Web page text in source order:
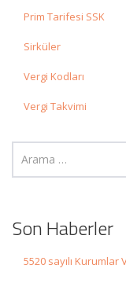
Prim Tarifesi SSK
Sirküler
Vergi Kodları
Vergi Takvimi
Son Haberler
5520 sayılı